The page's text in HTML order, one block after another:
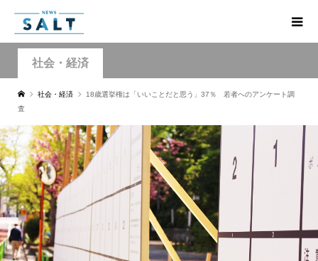
社会・経済
社会・経済
18歳選挙権は「いいことだと思う」37％ 若者へのアンケート調
査